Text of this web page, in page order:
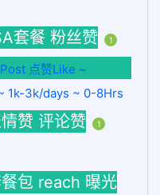
套餐 粉丝赞 1
点赞Like ~
1k-3k/days ~ 0-8Hrs
赞 评论赞 1
包 reach 曝光